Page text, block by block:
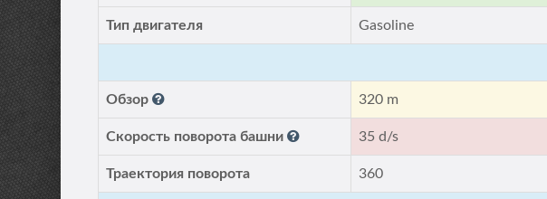
Тип двигателя Gasoline
Обзор 320 m
Скорость поворота башни 35 d/s
Траектория поворота 360